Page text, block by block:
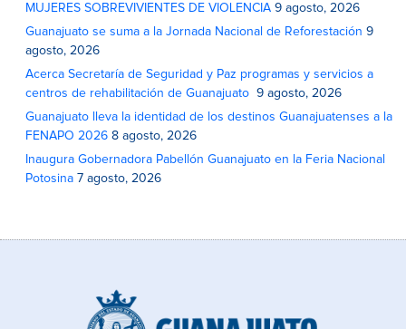
MUJERES SOBREVIVIENTES DE VIOLENCIA 9 agosto, 2026
Guanajuato se suma a la Jornada Nacional de Reforestación 9
agosto, 2026
Acerca Secretaría de Seguridad y Paz programas y servicios a
centros de rehabilitación de Guanajuato
9 agosto, 2026
Guanajuato lleva la identidad de los destinos Guanajuatenses a la
FENAPO 2026 8 agosto, 2026
Inaugura Gobernadora Pabellón Guanajuato en la Feria Nacional
Potosina 7 agosto, 2026